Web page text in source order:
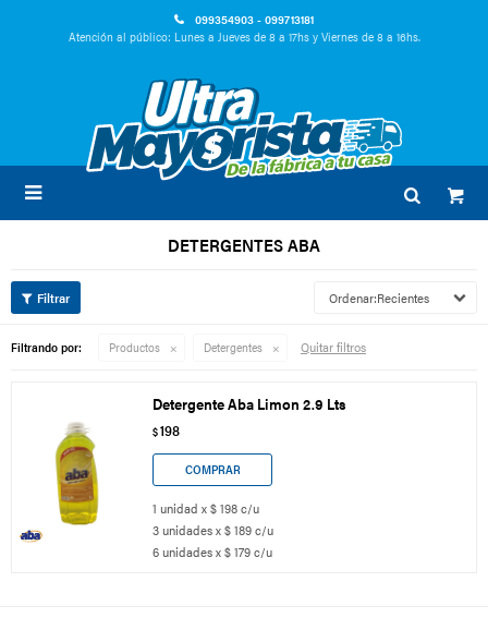
099354903 - 099713181
Atención al público: Lunes a Jueves de 8 a 17hs y Viernes de 8 a 16hs.

DETERGENTES ABA
Recientes
Filtrando por: Productos Detergentes Quitar filtros
Detergente Aba Limon 2.9 Lts
$198
1 unidad x $ 198 c/u
3 unidades x $ 189 c/u
6 unidades x $ 179 c/u